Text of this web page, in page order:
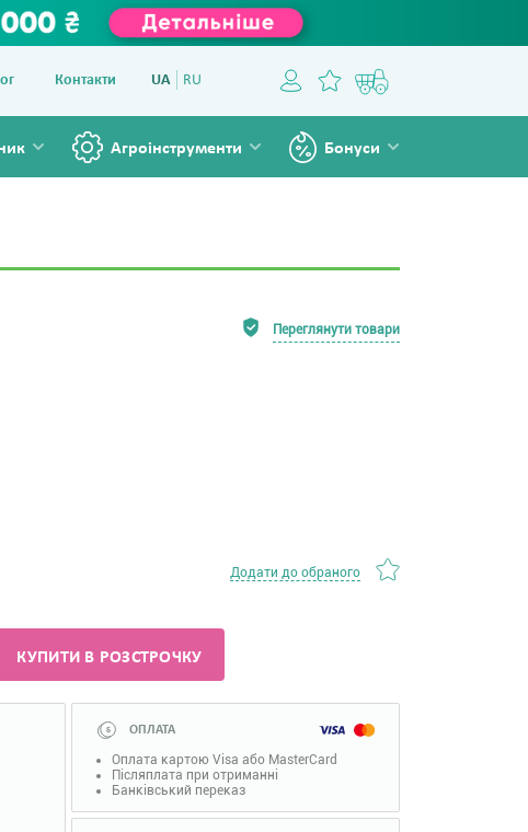
Контакти UA RU
Агроінструменти Бонуси
Переглянути товари
Додати до обраного
КУПИТИ В РОЗСТРОЧКУ
ОПЛАТА
Оплата картою Visa або MasterCard
Післяплата при отриманні
Банківський переказ